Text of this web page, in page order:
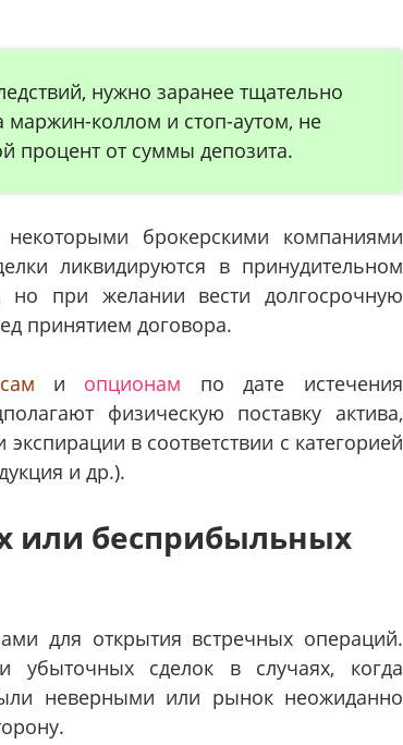
нужно заранее тщательно
маржин-коллом и стоп-аутом, не
процент от суммы депозита.
брокерскими компаниями
ликвидируются в принудительном
но при желании вести долгосрочную
принятием договора.
и опционам по дате истечения
физическую поставку актива,
в соответствии с категорией
и др.).
или бесприбыльных
для открытия встречных операций.
убыточных сделок в случаях, когда
неверными или рынок неожиданно